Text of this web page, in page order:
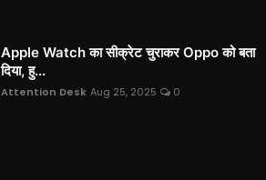
Apple Watch का सीक्रेट चुराकर Oppo को बता
दिया, हु...
Attention Desk Aug 25, 2025 0